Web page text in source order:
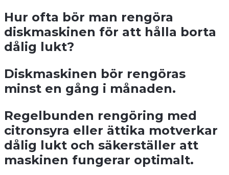
Hur ofta bör man rengöra
diskmaskinen för att hålla borta
dålig lukt?
Diskmaskinen bör rengöras
minst en gång i månaden.
Regelbunden rengöring med
citronsyra eller ättika motverkar
dålig lukt och säkerställer att
maskinen fungerar optimalt.